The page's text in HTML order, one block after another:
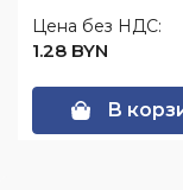
Цена без НДС:
1.28 BYN
В